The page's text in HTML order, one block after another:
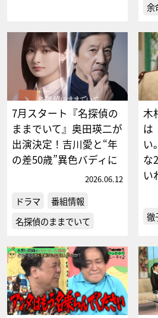
余
7月スタート『名探偵の
ままでいて』奥田瑛二が
出演決定！吉川愛と“年
の差50歳”異色バディに
2026.06.12
ドラマ
番組情報
名探偵のままでいて
木
は
い
な
い
徹